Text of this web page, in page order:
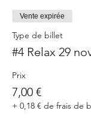
Vente expirée
Type de billet
#4 Relax 29
Prix
7,00 €
+ 0,18 € de frais de